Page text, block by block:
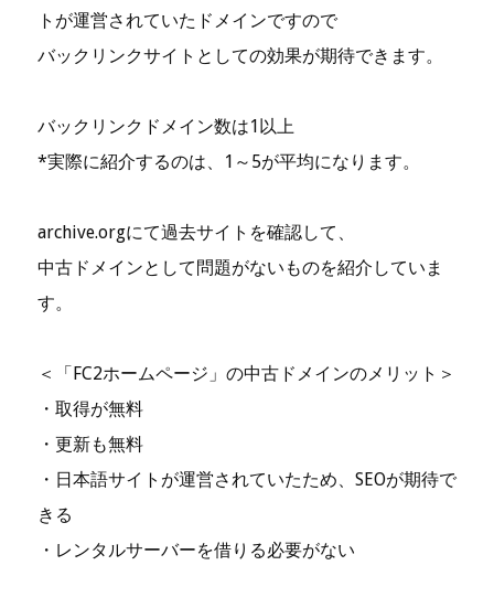
トが運営されていたドメインですので
バックリンクサイトとしての効果が期待できます。
バックリンクドメイン数は1以上
*実際に紹介するのは、1～5が平均になります。
archive.orgにて過去サイトを確認して、
中古ドメインとして問題がないものを紹介していま
す。
＜「FC2ホームページ」の中古ドメインのメリット＞
・取得が無料
・更新も無料
・日本語サイトが運営されていたため、SEOが期待で
きる
・レンタルサーバーを借りる必要がない